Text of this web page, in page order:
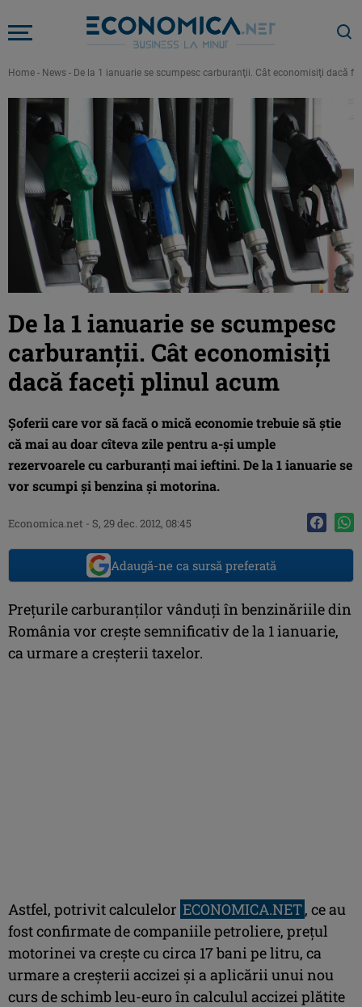
Home - News - De la 1 ianuarie se scumpesc carburanţii. Cât economisiţi dacă
De la 1 ianuarie se scumpesc
carburanţii. Cât economisiţi
dacă faceţi plinul acum
Şoferii care vor să facă o mică economie trebuie să ştie
că mai au doar cîteva zile pentru a-şi umple
rezervoarele cu carburanţi mai ieftini. De la 1 ianuarie se
vor scumpi şi benzina şi motorina.
Economica.net - S, 29 dec. 2012, 08:45
Adaugă-ne ca sursă preferată
Preţurile carburanţilor vânduţi în benzinăriile din
România vor creşte semnificativ de la 1 ianuarie,
ca urmare a creşterii taxelor.
Astfel, potrivit calculelor ECONOMICA.NET, ce au
fost confirmate de companiile petroliere, preţul
motorinei va creşte cu circa 17 bani pe litru, ca
urmare a creşterii accizei şi a aplicării unui nou
curs de schimb leu-euro în calculul accizei plătite